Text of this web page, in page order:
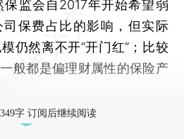
监会自2017年开始希望弱
司保费占比的影响，但实际
仍然离不开“开门红”；比较
般都是偏理财属性的保险产
字 订阅后继续阅读